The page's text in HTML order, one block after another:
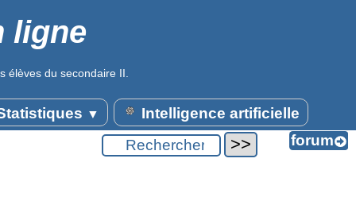
ligne
élèves du secondaire II.
▼ Intelligence artificielle